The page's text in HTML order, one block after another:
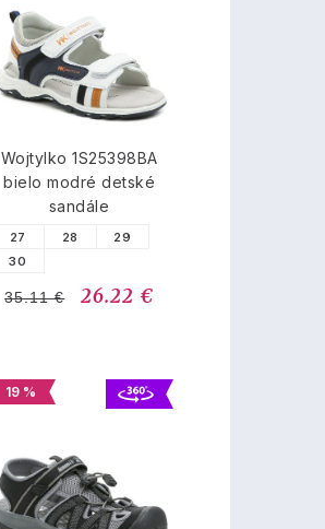
Wojtylko 1S25398BA
bielo modré detské
sandále
27 28
29
30
35.11 € 26.22 €
19 %